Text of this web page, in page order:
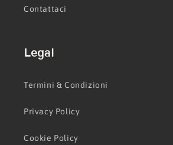
Contattaci
Legal
Termini & Condizioni
Privacy Policy
Cookie Policy